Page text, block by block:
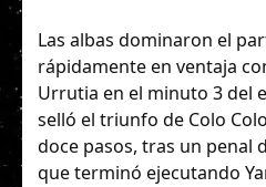
Las albas dominaron el
rápidamente en ventaja
Urrutia en el minuto 3 del
selló el triunfo de Colo
doce pasos, tras un penal
que terminó ejecutando